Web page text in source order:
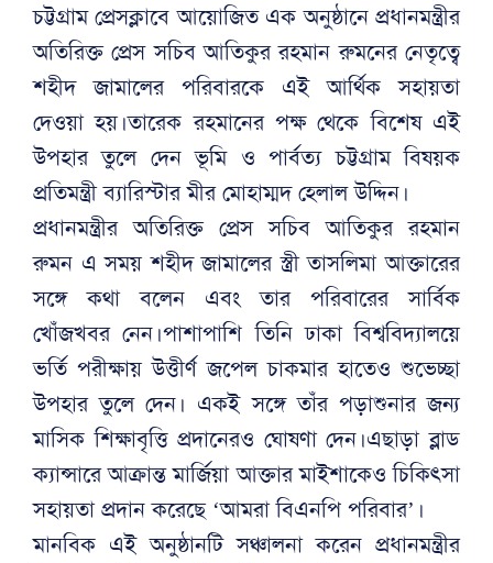
চট্টগ্রাম প্রেসক্লাবে আয়োজিত এক অনুষ্ঠানে প্রধানমন্ত্রীর
অতিরিক্ত প্রেস সচিব আতিকুর রহমান রুমনের নেতৃত্বে
শহীদ জামালের পরিবারকে এই আর্থিক সহায়তা
দেওয়া হয়।তারেক রহমানের পক্ষ থেকে বিশেষ এই
উপহার তুলে দেন ভূমি ও পার্বত্য চট্টগ্রাম বিষয়ক
প্রতিমন্ত্রী ব্যারিস্টার মীর মোহাম্মদ হেলাল উদ্দিন।
প্রধানমন্ত্রীর অতিরিক্ত প্রেস সচিব আতিকুর রহমান
রুমন এ সময় শহীদ জামালের স্ত্রী তাসলিমা আক্তারের
সঙ্গে কথা বলেন এবং তার পরিবারের সার্বিক
খোঁজখবর নেন।পাশাপাশি তিনি ঢাকা বিশ্ববিদ্যালয়ে
ভর্তি পরীক্ষায় উত্তীর্ণ জপেল চাকমার হাতেও শুভেচ্ছা
উপহার তুলে দেন। একই সঙ্গে তাঁর পড়াশুনার জন্য
মাসিক শিক্ষাবৃত্তি প্রদানেরও ঘোষণা দেন।এছাড়া ব্লাড
ক্যান্সারে আক্রান্ত মার্জিয়া আক্তার মাইশাকেও চিকিৎসা
সহায়তা প্রদান করেছে ‘আমরা বিএনপি পরিবার’।
মানবিক এই অনুষ্ঠানটি সঞ্চালনা করেন প্রধানমন্ত্রীর